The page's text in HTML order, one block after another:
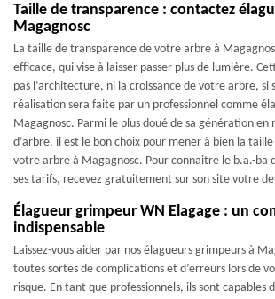
Taille de transparence : contactez
Magagnosc
La taille de transparence de votre arbre à
efficace, qui vise à laisser passer plus de lumière.
pas l’architecture, ni la croissance de votre arbre, si
réalisation sera faite par un professionnel comme
Magagnosc. Parmi le plus doué de sa génération en
d’arbre, il est le bon choix pour mener à bien la
votre arbre à Magagnosc. Pour connaitre le b.a.-ba
ses tarifs, recevez gratuitement sur son site votre
Élagueur grimpeur WN Elagage : un
indispensable
Laissez-vous aider par nos élagueurs grimpeurs à
toutes sortes de complications et d’erreurs lors de
risque. En tant que professionnels, ils sont capables